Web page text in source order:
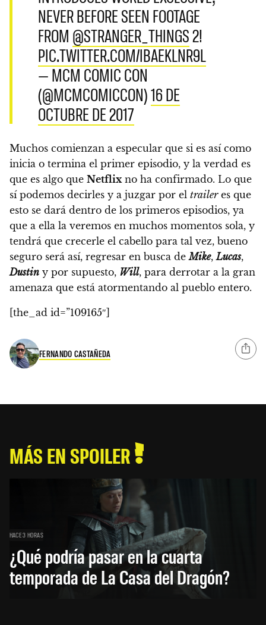
NEVER BEFORE SEEN FOOTAGE
FROM @STRANGER_THINGS2!
PIC.TWITTER.COM/IBAEKLNR9L
— MCM COMIC CON
(@MCMCOMICCON)16 DE
OCTUBRE DE 2017
Muchos comienzan a especular que si es así como
inicia o termina el primer episodio, y la verdad es
que es algo que Netflixno ha confirmado. Lo que
sí podemos decirles y a juzgar por el traileres que
esto se dará dentro de los primeros episodios, ya
que a ella la veremos en muchos momentos sola, y
tendrá que crecerle el cabello para tal vez, bueno
seguro será así, regresar en busca deMike,Lucas,
Dustin y por supuesto, Will, para derrotar a la gran
amenaza que está atormentando al pueblo entero.
[the_ad id=”109165″]
FERNANDO CASTAÑEDA
MÁS EN SPOILER
HACE 3 HORAS
¿Qué podría pasar en la cuarta
temporada de La Casa del Dragón?